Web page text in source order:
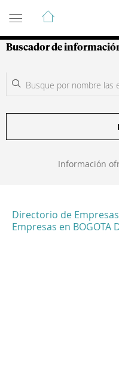
Guía de
Buscador de
Información
Directorio de Empresas
Empresas en BOGOTA